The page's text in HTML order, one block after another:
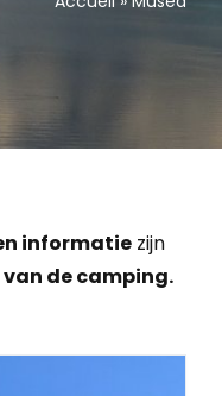
informatie zijn
de camping.